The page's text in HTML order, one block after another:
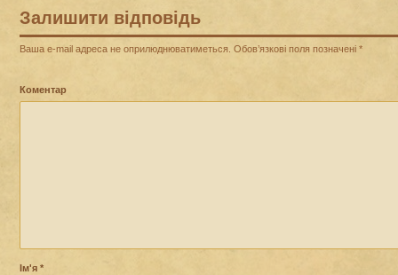
Залишити відповідь
Ваша e-mail адреса не оприлюднюватиметься. Обов’язкові поля позначені *
Коментар
Ім'я *